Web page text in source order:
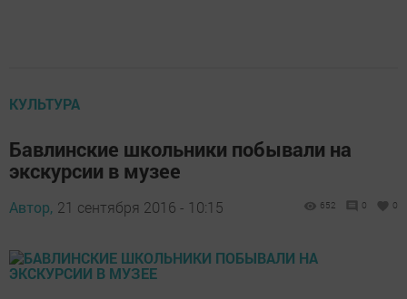
КУЛЬТУРА
Бавлинские школьники побывали на
экскурсии в музее
Автор, 21 сентября 2016 - 10:15 652 0 0